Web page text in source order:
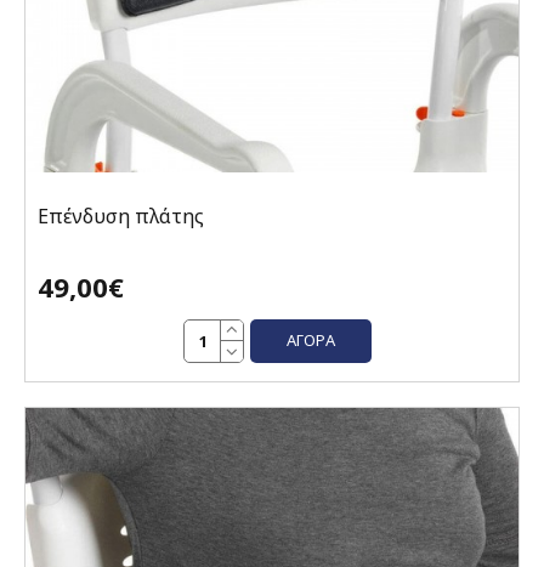
Επένδυση πλάτης
49,00€
ΑΓΟΡΆ